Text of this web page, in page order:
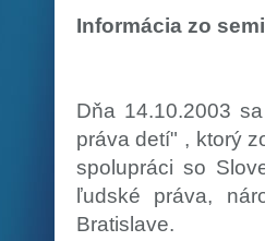
Informácia zo
Dňa 14.10.2003
práva detí" , ktorý
spolupráci so
ľudské práva,
Bratislave.